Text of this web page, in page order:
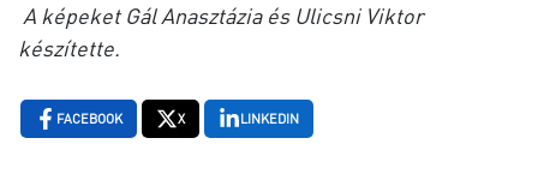
A képeket Gál Anasztázia és Ulicsni Viktor
készítette.
FACEBOOK X LINKEDIN